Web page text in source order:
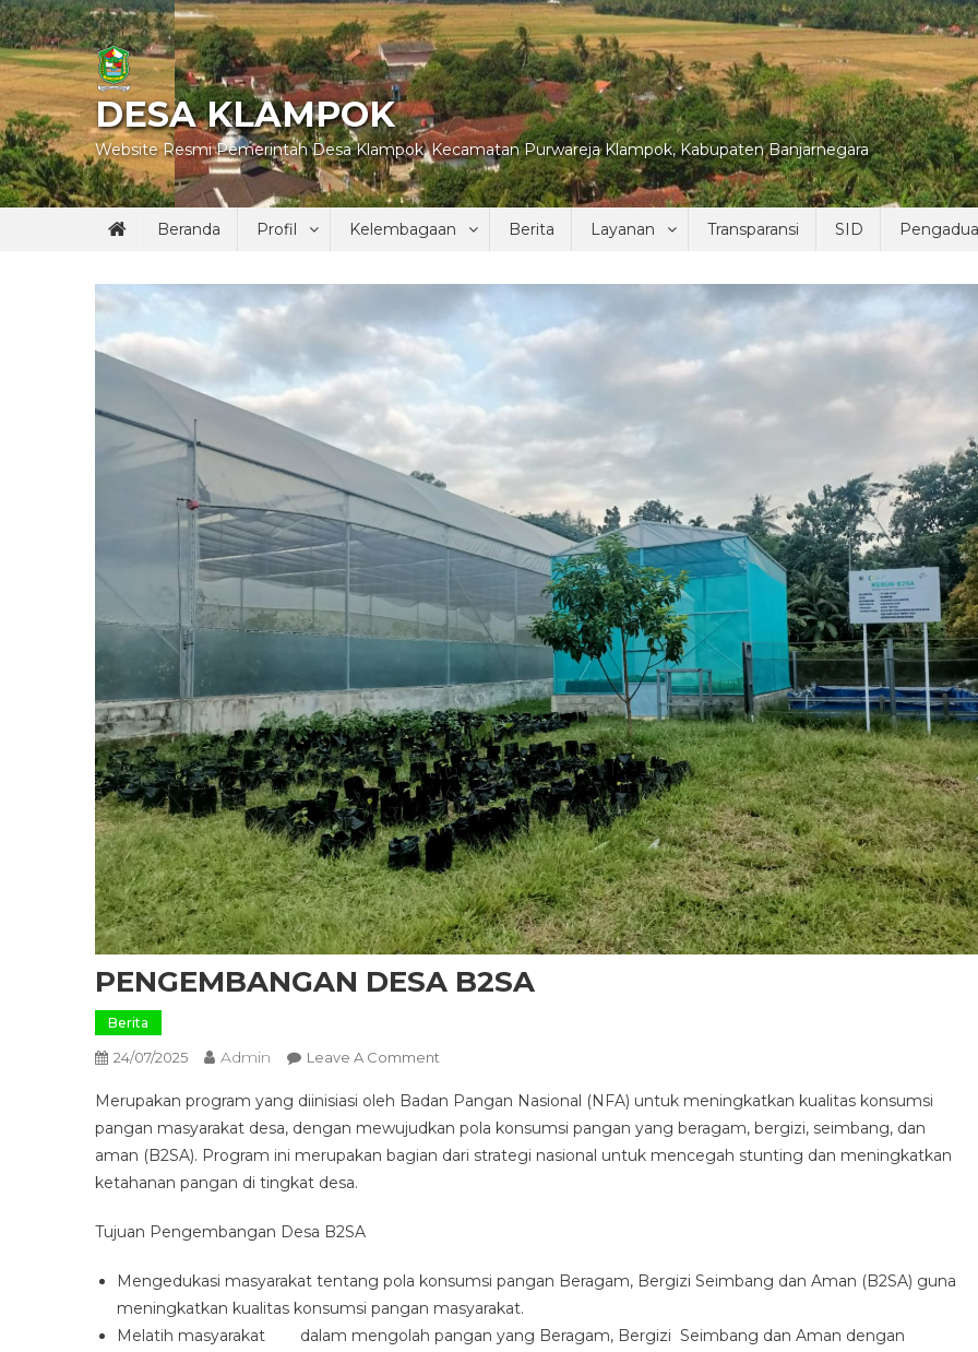
Skip
to
content
DESA KLAMPOK
Website Resmi Pemerintah Desa Klampok, Kecamatan Purwareja Klampok, Kabupaten Banjarnegara
Beranda Profil Kelembagaan Berita Layanan Transparansi SID
PENGEMBANGAN DESA B2SA
Berita
24/07/2025 Admin Leave A Comment
DESA
B2SA
Merupakan program yang diinisiasi oleh Badan Pangan Nasional (NFA) untuk meningkatkan kualitas konsumsi
pangan masyarakat desa, dengan mewujudkan pola konsumsi pangan yang beragam, bergizi, seimbang, dan
aman (B2SA). Program ini merupakan bagian dari strategi nasional untuk mencegah stunting dan meningkatkan
ketahanan pangan di tingkat desa.
Tujuan Pengembangan Desa B2SA
Mengedukasi masyarakat tentang pola konsumsi pangan Beragam, Bergizi Seimbang dan Aman (B2SA) guna
meningkatkan kualitas konsumsi pangan masyarakat.
Melatih masyarakat dalam mengolah pangan yang Beragam, Bergizi Seimbang dan Aman dengan